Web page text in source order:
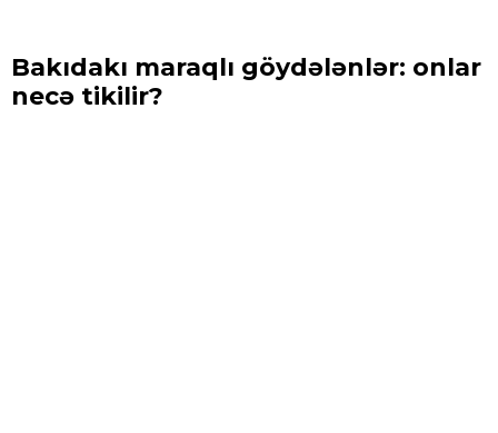
Bakıdakı maraqlı göydələnlər: onlar
necə tikilir?